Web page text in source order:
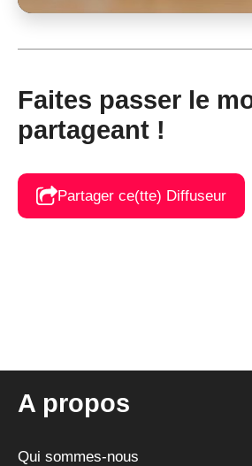
Faites passer le
partageant !
Partager ce(tte) Diffuseur
A propos
Qui sommes-nous